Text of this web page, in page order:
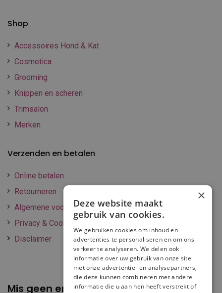
Shop
Accessoires Hond & Kat
Cosmetica
Grooming
Knippen en scheren
Trimsalon
Merken
Verzenden en betalen
Online betalen
Retourneren
Algemene voorwaarden
Privacy & Cookie policy
Disclaimer
Mis geen enkelepromotie of korting
×
Deze website maakt
gebruik van cookies.
We gebruiken cookies om inhoud en
advertenties te personaliseren en om ons
verkeer te analyseren. We delen ook
informatie over uw gebruik van onze site
met onze advertentie- en analysepartners,
die deze kunnen combineren met andere
informatie die u aan hen heeft verstrekt of